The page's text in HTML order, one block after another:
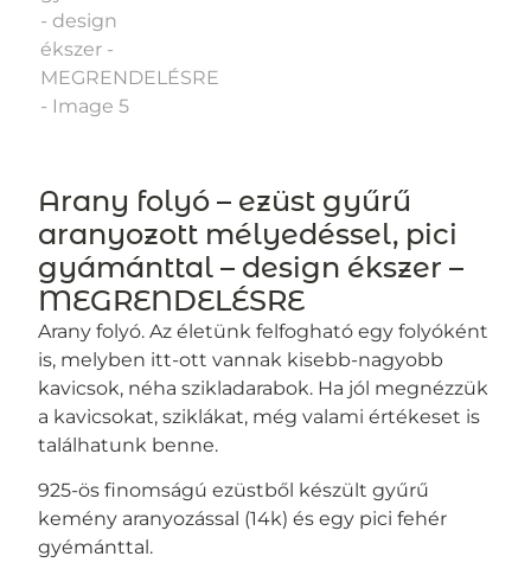
Arany folyó – ezüst gyűrű
aranyozott mélyedéssel, pici
gyámánttal – design ékszer –
MEGRENDELÉSRE
Arany folyó. Az életünk felfogható egy folyóként
is, melyben itt-ott vannak kisebb-nagyobb
kavicsok, néha szikladarabok. Ha jól megnézzük
a kavicsokat, sziklákat, még valami értékeset is
találhatunk benne.
925-ös finomságú ezüstből készült gyűrű
kemény aranyozással (14k) és egy pici fehér
gyémánttal.